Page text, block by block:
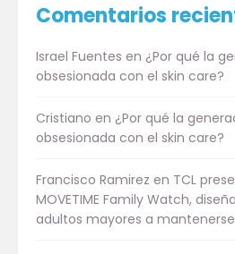
Comentarios
Israel Fuentes en ¿Por qué la
obsesionada con el skin care?
Cristiano en ¿Por qué la
obsesionada con el skin care?
Francisco Ramirez en TCL
MOVETIME Family Watch,
adultos mayores a